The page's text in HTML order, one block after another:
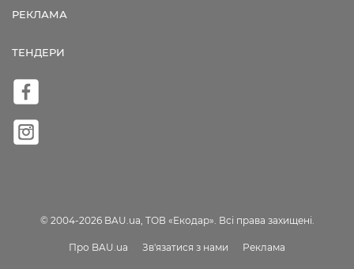
РЕКЛАМА
ТЕНДЕРИ
© 2004-2026 BAU.ua, ТОВ «Екодар». Всі права захищені.
Про BAU.ua Зв'язатися з нами Реклама